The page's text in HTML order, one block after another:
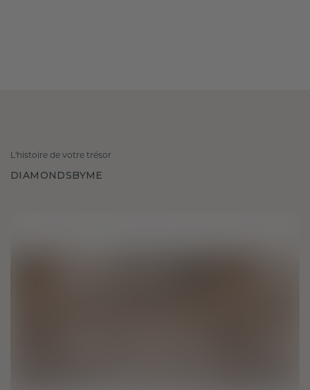
L'histoire de votre trésor
DIAMONDSBYME